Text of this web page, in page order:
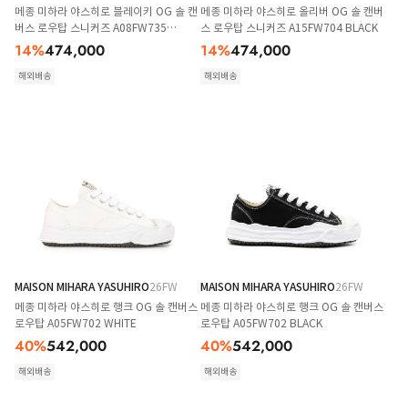
메종 미하라 야스히로 블레이키 OG 솔 캔
버스 로우탑 스니커즈 A08FW735
CLBLU BLUE
14%474,000
해외배송
메종 미하라 야스히로 올리버 OG 솔 캔버
스 로우탑 스니커즈 A15FW704 BLACK
14%474,000
해외배송
MAISON MIHARA YASUHIRO26FW
메종 미하라 야스히로 행크 OG 솔 캔버스
로우탑 A05FW702 WHITE
40%542,000
해외배송
MAISON MIHARA YASUHIRO26FW
메종 미하라 야스히로 행크 OG 솔 캔버스
로우탑 A05FW702 BLACK
40%542,000
해외배송